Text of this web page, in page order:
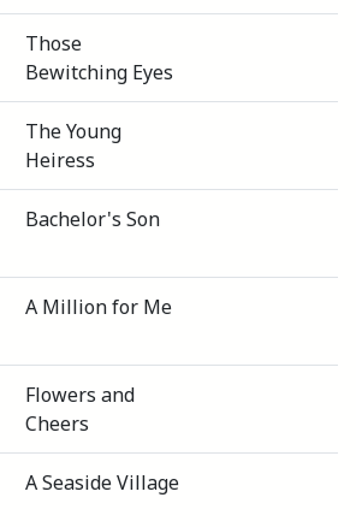
Those
Bewitching Eyes
The Young
Heiress
Bachelor's Son
A Million for Me
Flowers and
Cheers
A Seaside Village